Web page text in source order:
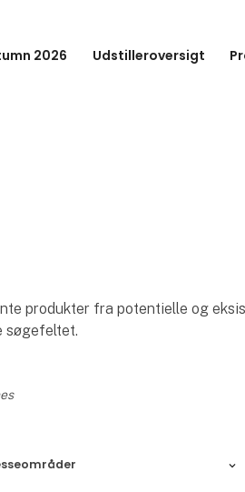
2026 Udstilleroversigt
produkter fra potentielle og
søgefeltet.